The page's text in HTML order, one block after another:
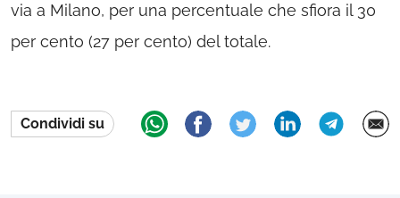
via a Milano, per una percentuale che sfiora il 30
per cento (27 per cento) del totale.
Condividi su